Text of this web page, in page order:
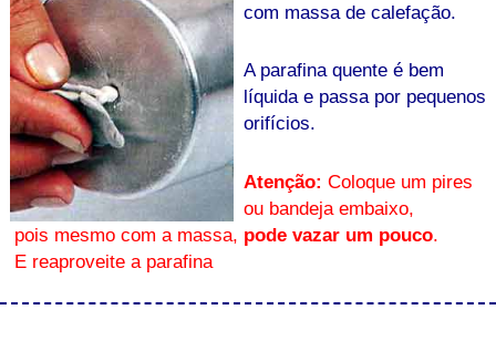
com massa de calefação.
A parafina quente é bem
líquida e passa por pequenos
orifícios.
Atenção: Coloque um pires
ou bandeja embaixo,
pois mesmo com a massa, pode vazar um pouco.
E reaproveite a parafina